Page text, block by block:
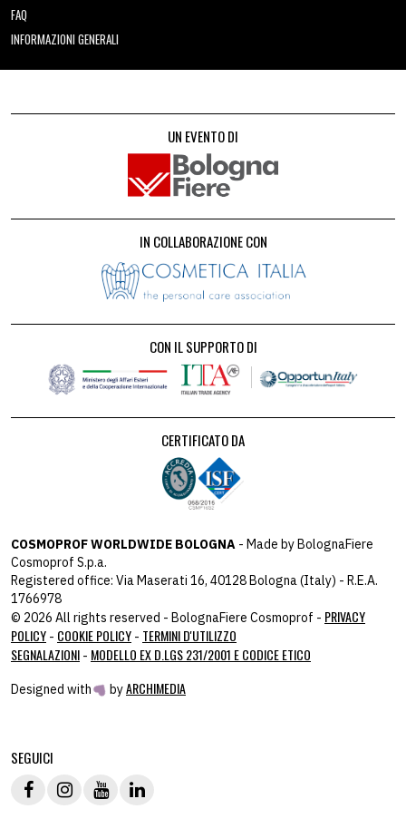
FAQ
INFORMAZIONI GENERALI
UN EVENTO DI
IN COLLABORAZIONE CON
CON IL SUPPORTO DI
CERTIFICATO DA
COSMOPROF WORLDWIDE BOLOGNA - Made by BolognaFiere
Cosmoprof S.p.a.
Registered office: Via Maserati 16, 40128 Bologna (Italy) - R.E.A.
1766978
© 2026 All rights reserved - BolognaFiere Cosmoprof - PRIVACY
POLICY - COOKIE POLICY - TERMINI D'UTILIZZO
SEGNALAZIONI - MODELLO EX D.LGS 231/2001 E CODICE ETICO
Designed with byARCHIMEDIA
SEGUICI